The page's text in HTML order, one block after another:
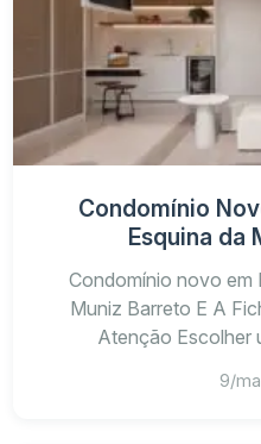
Condomínio
Esquina da
Condomínio novo em
Muniz Barreto E A
Atenção Escolher
9/